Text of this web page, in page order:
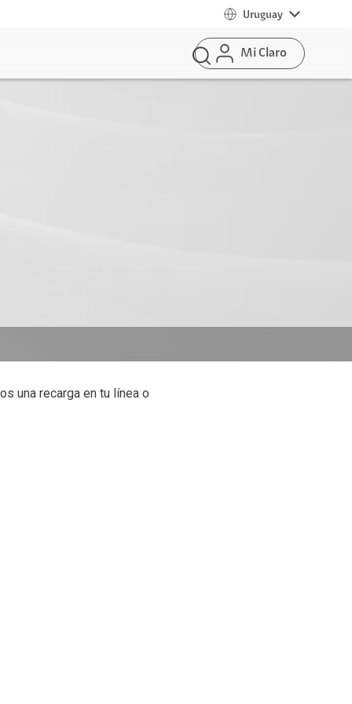
Uruguay
Mi Claro
una recarga en tu línea o